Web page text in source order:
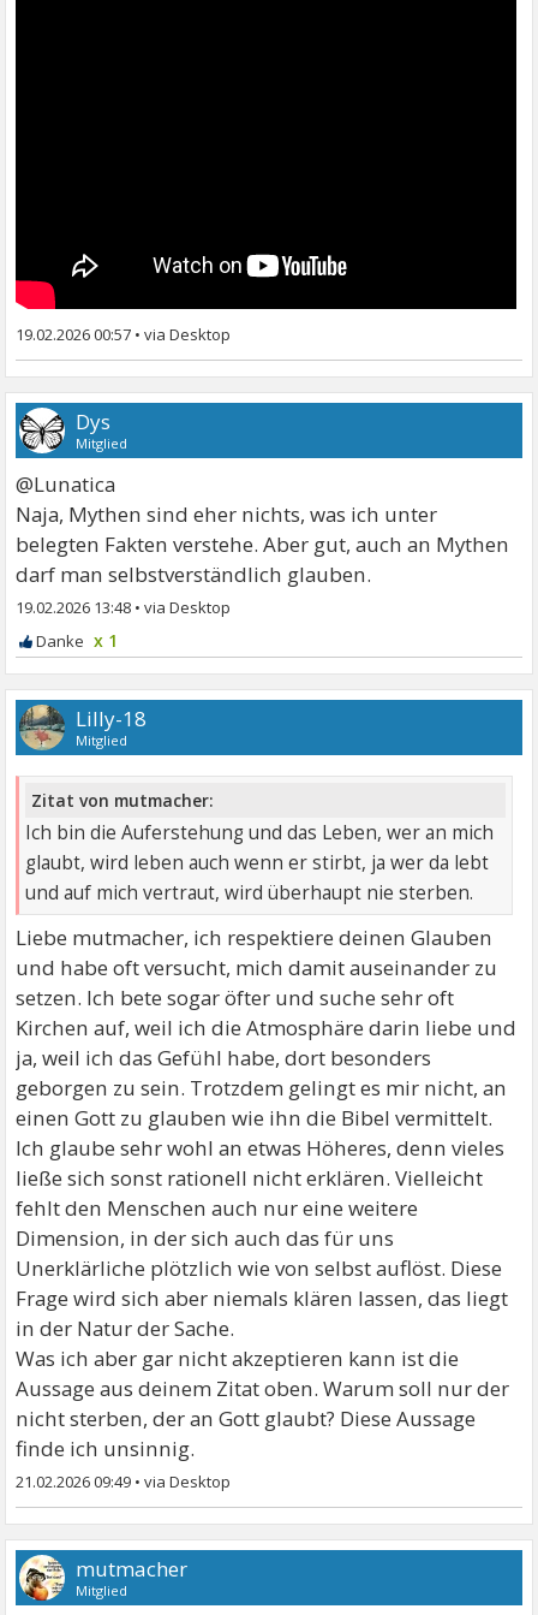
19.02.2026 00:57 •
Dys
Mitglied
@Lunatica
Naja, Mythen sind eher nichts, was ich unter
belegten Fakten verstehe. Aber gut, auch an Mythen
darf man selbstverständlich glauben.
19.02.2026 13:48 •
x 1
Lilly-18
Mitglied
Zitat von mutmacher:
Ich bin die Auferstehung und das Leben, wer an mich
glaubt, wird leben auch wenn er stirbt, ja wer da lebt
und auf mich vertraut, wird überhaupt nie sterben.
Liebe mutmacher, ich respektiere deinen Glauben
und habe oft versucht, mich damit auseinander zu
setzen. Ich bete sogar öfter und suche sehr oft
Kirchen auf, weil ich die Atmosphäre darin liebe und
ja, weil ich das Gefühl habe, dort besonders
geborgen zu sein. Trotzdem gelingt es mir nicht, an
einen Gott zu glauben wie ihn die Bibel vermittelt.
Ich glaube sehr wohl an etwas Höheres, denn vieles
ließe sich sonst rationell nicht erklären. Vielleicht
fehlt den Menschen auch nur eine weitere
Dimension, in der sich auch das für uns
Unerklärliche plötzlich wie von selbst auflöst. Diese
Frage wird sich aber niemals klären lassen, das liegt
in der Natur der Sache.
Was ich aber gar nicht akzeptieren kann ist die
Aussage aus deinem Zitat oben. Warum soll nur der
nicht sterben, der an Gott glaubt? Diese Aussage
finde ich unsinnig.
21.02.2026 09:49 •
mutmacher
Mitglied